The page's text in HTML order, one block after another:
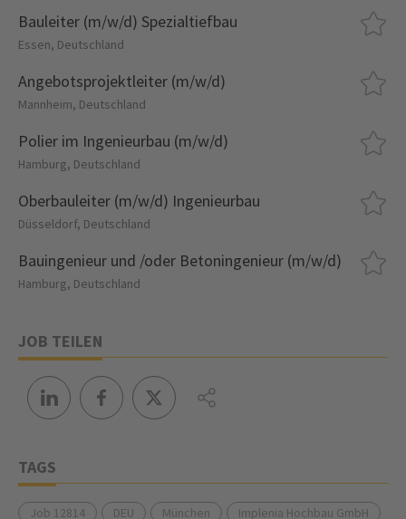
Bauleiter (m/w/d) Spezialtiefbau
Essen, Deutschland
Angebotsprojektleiter (m/w/d)
Mannheim, Deutschland
Polier im Ingenieurbau (m/w/d)
Hamburg, Deutschland
Oberbauleiter (m/w/d) Ingenieurbau
Düsseldorf, Deutschland
Bauingenieur und /oder Betoningenieur (m/w/d)
Hamburg, Deutschland
JOB TEILEN
TAGS
Job 12814 DEU München
Implenia Hochbau GmbH